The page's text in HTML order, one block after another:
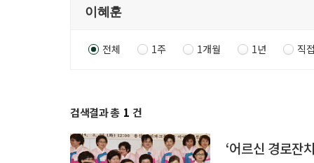
전체 1주 1개월 1년 직
검색결과 총 1 건
‘어르신 경로잔